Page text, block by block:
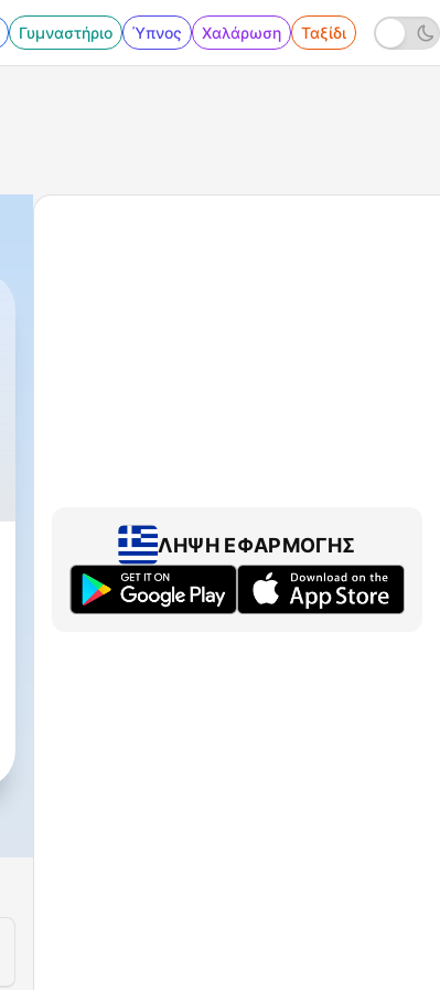
Γυμναστήριο Ύπνος Χαλάρωση Ταξίδι
ΛΉΨΗ ΕΦΑΡΜΟΓΉΣ